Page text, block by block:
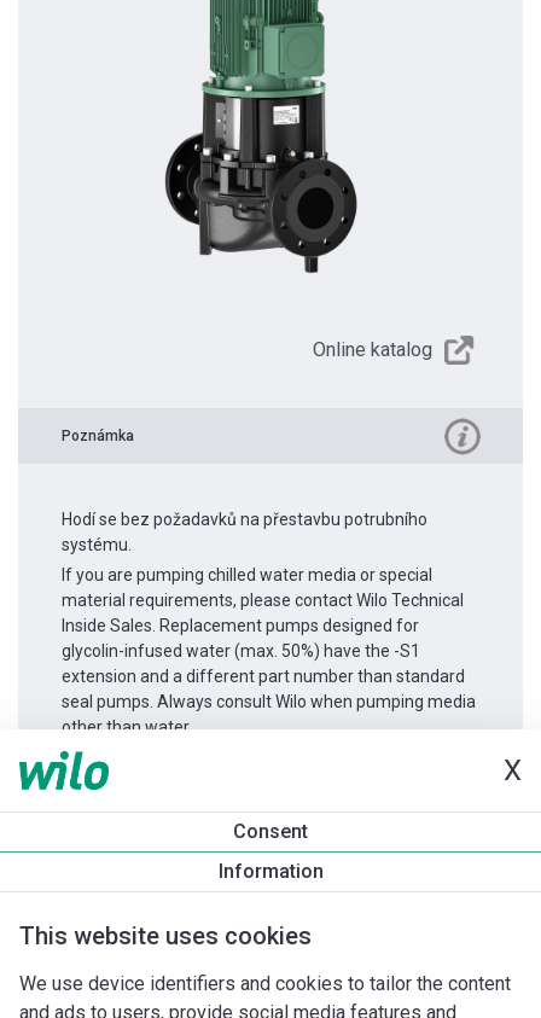
X
Consent
Information
This website uses cookies
We use device identifiers and cookies to tailor the content
and ads to users, provide social media features and
Online katalog
Poznámka
Hodí se bez požadavků na přestavbu potrubního
systému.
If you are pumping chilled water media or special
material requirements, please contact Wilo Technical
Inside Sales. Replacement pumps designed for
glycolin-infused water (max. 50%) have the -S1
extension and a different part number than standard
seal pumps. Always consult Wilo when pumping media
other than water.
Informace o produktu
Atmos GIGA-I 50/105-3/2